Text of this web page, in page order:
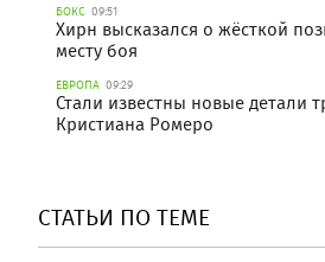
БОКС 09:51
Хирн высказался о жёсткой
месту боя
ЕВРОПА 09:29
Стали известны новые детали
Кристиана Ромеро
СТАТЬИ ПО ТЕМЕ